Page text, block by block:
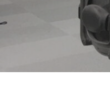
Webエンジニア・プログラマー